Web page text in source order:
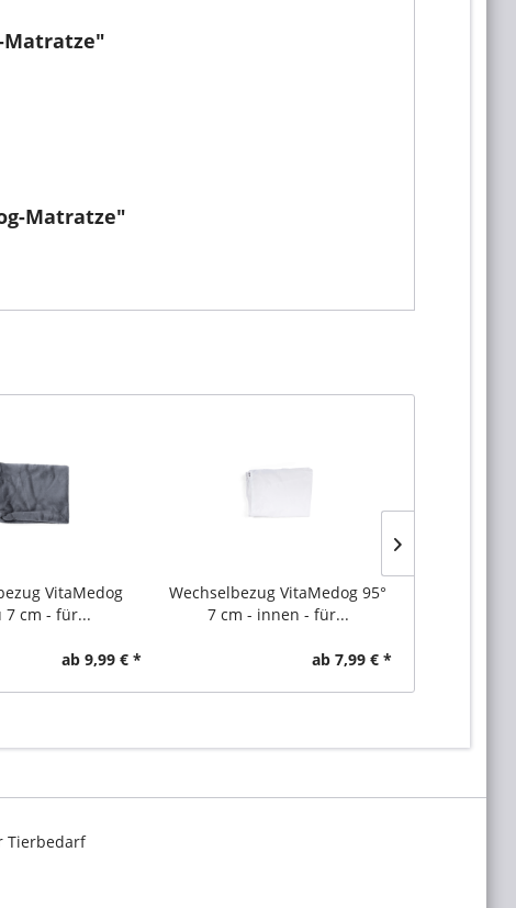
Matratze"
Matratze"
VitaMedog
7 cm - für...
ab 9,99 € *
Wechselbezug VitaMedog 95°
7 cm - innen - für...
ab 7,99 € *
Tierbedarf